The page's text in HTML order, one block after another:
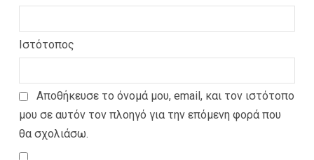
Ιστότοπος
Αποθήκευσε το όνομά μου, email, και τον ιστότοπο
μου σε αυτόν τον πλοηγό για την επόμενη φορά που
θα σχολιάσω.